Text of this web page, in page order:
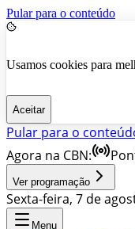
Pular para o conteúdo
Usamos cookies para
Aceitar
Pular para o
Agora na CBN:
Ver programação
Sexta-feira, 7 de
Menu